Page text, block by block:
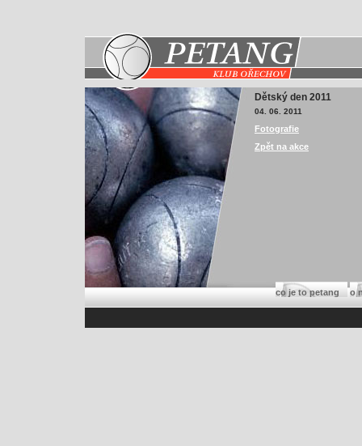
Dětský den 2011
04. 06. 2011
Fotografie
Zpět na akce
co je to petang o